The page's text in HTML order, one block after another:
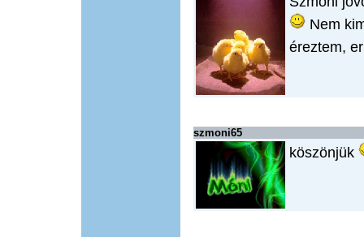
Nem
éreztem,
szmoni65
köszönjük